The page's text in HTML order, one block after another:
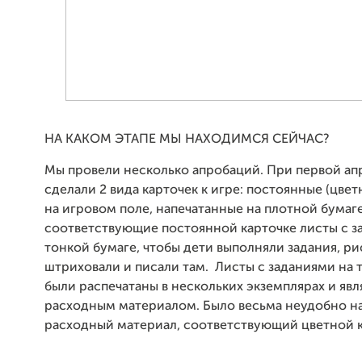
НА КАКОМ ЭТАПЕ МЫ НАХОДИМСЯ СЕЙЧАС?
Мы провели несколько апробаций. При первой
сделали 2 вида карточек к игре: постоянные
на игровом поле, напечатанные на плотной
соответствующие постоянной карточке листы с
тонкой бумаге, чтобы дети выполняли задания,
штриховали и писали там. Листы с заданиями на
были распечатаны в нескольких экземплярах и
расходным материалом. Было весьма неудобно
расходный материал, соответствующий цветной